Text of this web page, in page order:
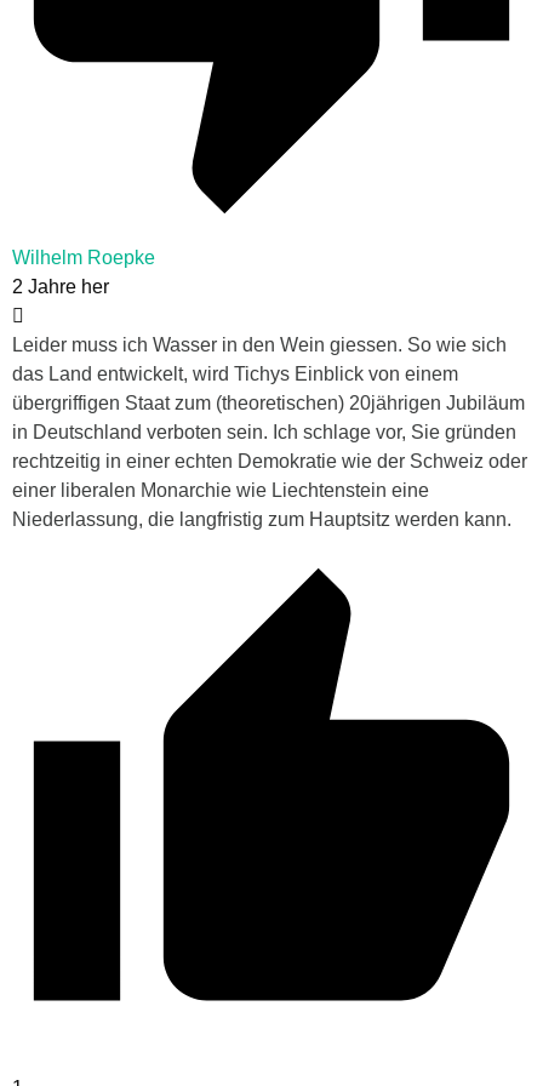
Wilhelm Roepke
2 Jahre her
Leider muss ich Wasser in den Wein giessen. So wie sich
das Land entwickelt, wird Tichys Einblick von einem
übergriffigen Staat zum (theoretischen) 20jährigen Jubiläum
in Deutschland verboten sein. Ich schlage vor, Sie gründen
rechtzeitig in einer echten Demokratie wie der Schweiz oder
einer liberalen Monarchie wie Liechtenstein eine
Niederlassung, die langfristig zum Hauptsitz werden kann.